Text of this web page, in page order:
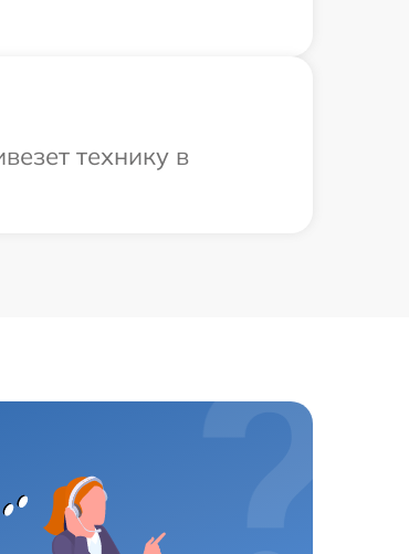
технику в